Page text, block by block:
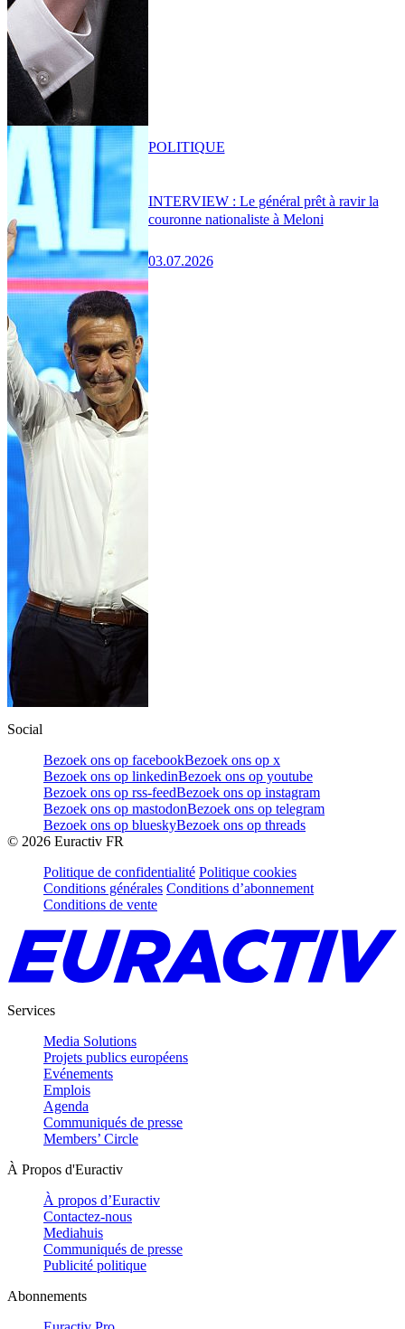
INTERVIEW : Le général prêt à ravir la
couronne nationaliste à Meloni
03.07.2026
POLITIQUE
Social
Bezoek ons op facebookBezoek ons op x
Bezoek ons op linkedinBezoek ons op youtube
Bezoek ons op rss-feedBezoek ons op instagram
Bezoek ons op mastodonBezoek ons op telegram
Bezoek ons op blueskyBezoek ons op threads
© 2026 Euractiv FR
Politique de confidentialité Politique cookies
Conditions générales Conditions d’abonnement
Conditions de vente
Services
Media Solutions
Projets publics européens
Evénements
Emplois
Agenda
Communiqués de presse
Members’ Circle
À Propos d'Euractiv
À propos d’Euractiv
Contactez-nous
Mediahuis
Communiqués de presse
Publicité politique
Abonnements